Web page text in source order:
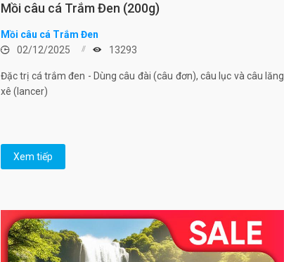
Mồi câu cá Trắm Đen (200g)
Mồi câu cá Trắm Đen
02/12/2025
13293
Đặc trị cá trắm đen - Dùng câu đài (câu đơn), câu lục và câu lăng
xê (lancer)
Xem tiếp